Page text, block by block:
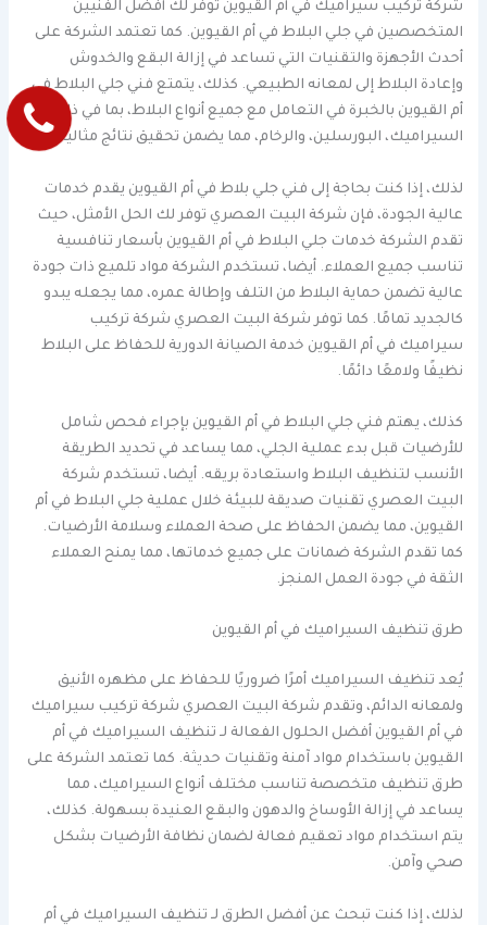
شركة تركيب سيراميك في أم القيوين توفر لك أفضل الفنيين
المتخصصين في جلي البلاط في أم القيوين. كما تعتمد الشركة على
أحدث الأجهزة والتقنيات التي تساعد في إزالة البقع والخدوش
وإعادة البلاط إلى لمعانه الطبيعي. كذلك، يتمتع فني جلي البلاط في
أم القيوين بالخبرة في التعامل مع جميع أنواع البلاط، بما في ذلك
السيراميك، البورسلين، والرخام، مما يضمن تحقيق نتائج مثالية.
لذلك، إذا كنت بحاجة إلى فني جلي بلاط في أم القيوين يقدم خدمات
عالية الجودة، فإن شركة البيت العصري توفر لك الحل الأمثل، حيث
تقدم الشركة خدمات جلي البلاط في أم القيوين بأسعار تنافسية
تناسب جميع العملاء. أيضا، تستخدم الشركة مواد تلميع ذات جودة
عالية تضمن حماية البلاط من التلف وإطالة عمره، مما يجعله يبدو
كالجديد تمامًا. كما توفر شركة البيت العصري شركة تركيب
سيراميك في أم القيوين خدمة الصيانة الدورية للحفاظ على البلاط
نظيفًا ولامعًا دائمًا.
كذلك، يهتم فني جلي البلاط في أم القيوين بإجراء فحص شامل
للأرضيات قبل بدء عملية الجلي، مما يساعد في تحديد الطريقة
الأنسب لتنظيف البلاط واستعادة بريقه. أيضا، تستخدم شركة
البيت العصري تقنيات صديقة للبيئة خلال عملية جلي البلاط في أم
القيوين، مما يضمن الحفاظ على صحة العملاء وسلامة الأرضيات.
كما تقدم الشركة ضمانات على جميع خدماتها، مما يمنح العملاء
الثقة في جودة العمل المنجز.
طرق تنظيف السيراميك في أم القيوين
يُعد تنظيف السيراميك أمرًا ضروريًا للحفاظ على مظهره الأنيق
ولمعانه الدائم، وتقدم شركة البيت العصري شركة تركيب سيراميك
في أم القيوين أفضل الحلول الفعالة لـ تنظيف السيراميك في أم
القيوين باستخدام مواد آمنة وتقنيات حديثة. كما تعتمد الشركة على
طرق تنظيف متخصصة تناسب مختلف أنواع السيراميك، مما
يساعد في إزالة الأوساخ والدهون والبقع العنيدة بسهولة. كذلك،
يتم استخدام مواد تعقيم فعالة لضمان نظافة الأرضيات بشكل
صحي وآمن.
لذلك، إذا كنت تبحث عن أفضل الطرق لـ تنظيف السيراميك في أم